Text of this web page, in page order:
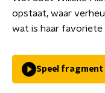
opstaat, waar
wat is haar favoriete
Speel fragment